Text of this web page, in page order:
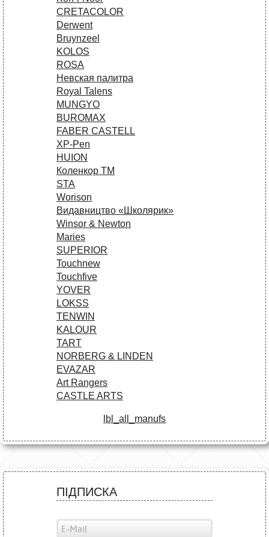
CRETACOLOR
Derwent
Bruynzeel
KOLOS
ROSA
Невская палитра
Royal Talens
MUNGYO
BUROMAX
FABER CASTELL
XP-Pen
HUION
Коленкор ТМ
STA
Worison
Видавництво «Школярик»
Winsor & Newton
Maries
SUPERIOR
Touchnew
Touchfive
YOVER
LOKSS
TENWIN
KALOUR
TART
NORBERG & LINDEN
EVAZAR
Art Rangers
CASTLE ARTS
lbl_all_manufs
ПІДПИСКА